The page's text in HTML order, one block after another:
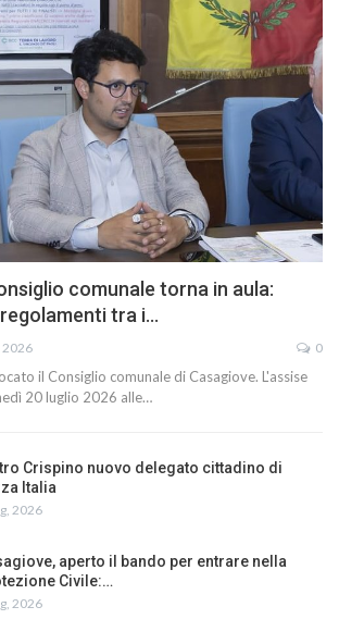
comunale torna in aula:
tra i…
2026 0
il Consiglio comunale di Casagiove. L'assise
20 luglio 2026 alle…
Crispino nuovo delegato cittadino di
Italia
2026
aperto il bando per entrare nella
Civile:…
2026